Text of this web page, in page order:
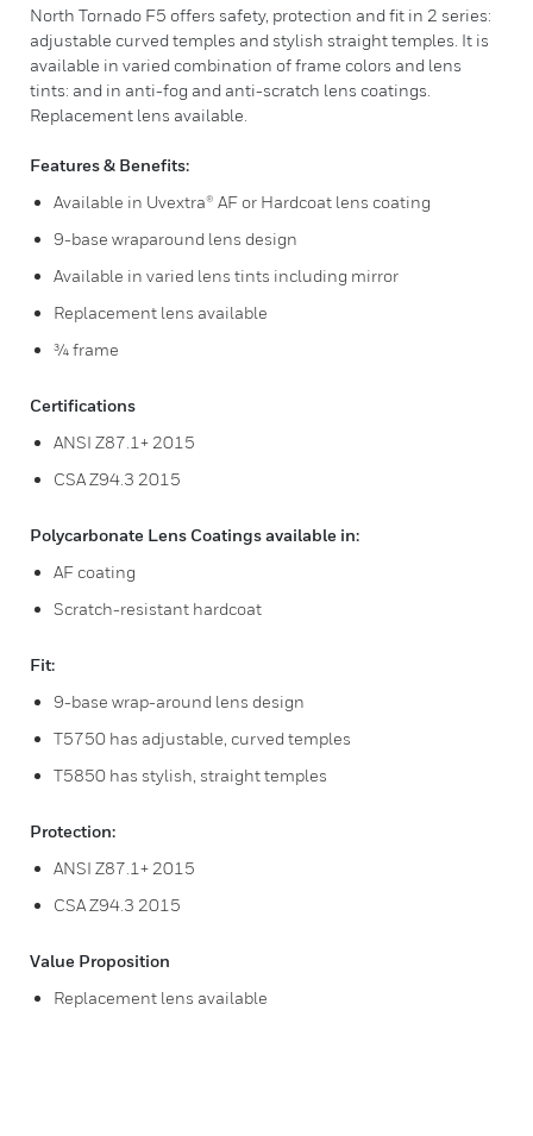
North Tornado F5 offers safety, protection and fit in 2 series:
adjustable curved temples and stylish straight temples. It is
available in varied combination of frame colors and lens
tints: and in anti-fog and anti-scratch lens coatings.
Replacement lens available.
Features & Benefits:
Available in Uvextra® AF or Hardcoat lens coating
9-base wraparound lens design
Available in varied lens tints including mirror
Replacement lens available
¾ frame
Certifications
ANSI Z87.1+ 2015
CSA Z94.3 2015
Polycarbonate Lens Coatings available in:
AF coating
Scratch-resistant hardcoat
Fit:
9-base wrap-around lens design
T5750 has adjustable, curved temples
T5850 has stylish, straight temples
Protection:
ANSI Z87.1+ 2015
CSA Z94.3 2015
Value Proposition
Replacement lens available